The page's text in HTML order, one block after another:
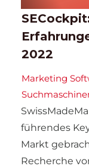
2022
Marketing
führendes
Markt
Recherche